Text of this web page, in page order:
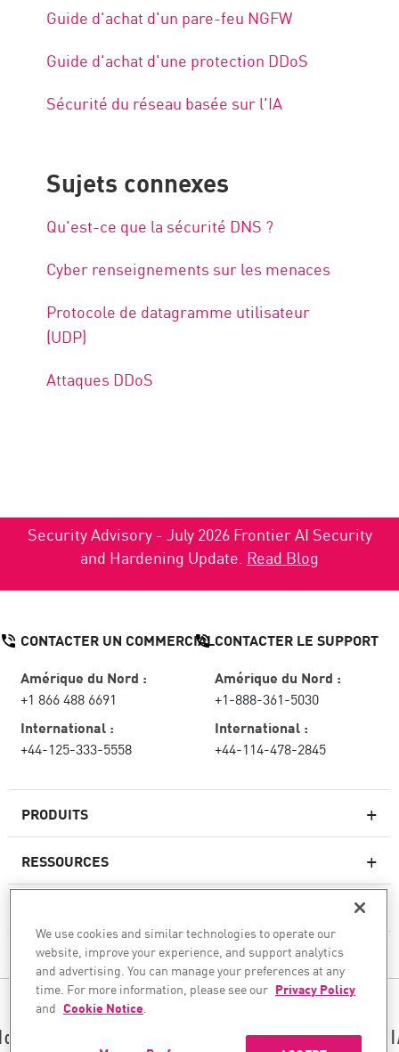
Guide d'achat d'un pare-feu NGFW
Guide d'achat d'une protection DDoS
Sécurité du réseau basée sur l'IA
Sujets connexes
Qu'est-ce que la sécurité DNS ?
Cyber renseignements sur les menaces
Protocole de datagramme utilisateur
(UDP)
Attaques DDoS
Security Advisory - July 2026 Frontier AI Security
and Hardening Update. Read Blog
PRODUITS
Pare-feux de nouvelle génération
Sécurité réseau pour le cloud
WAF
RESSOURCES
CHECK POINT
CONTACTER UN COMMERCIAL
Amérique du Nord :
+1 866 488 6691
International :
+44-125-333-5558
CONTACTER LE SUPPORT
Amérique du Nord :
+1-888-361-5030
International :
+44-114-478-2845
SUIVEZ-NOUS
sécurisons votre transformation en matière
We use cookies and similar technologies to operate our
website, improve your experience, and support analytics
and advertising. You can manage your preferences at any
time. For more information, please see our Privacy Policy
and Cookie Notice.